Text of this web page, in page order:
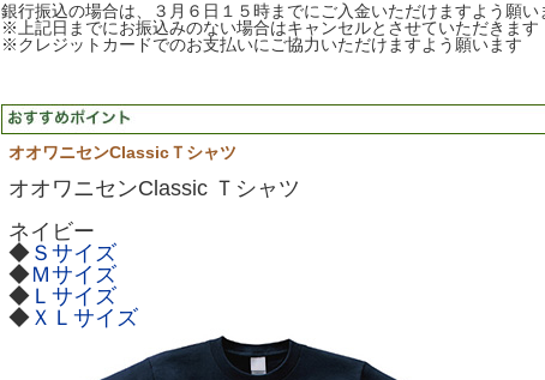
銀行振込の場合は、３月６日１５時までにご入金いただけますよう願い
※上記日までにお振込みのない場合はキャンセルとさせていただきます
※クレジットカードでのお支払いにご協力いただけますよう願います
オオワニセンClassicＴシャツ
オオワニセンClassic Ｔシャツ
ネイビー
◆Ｓサイズ
◆Ｍサイズ
◆Ｌサイズ
◆ＸＬサイズ